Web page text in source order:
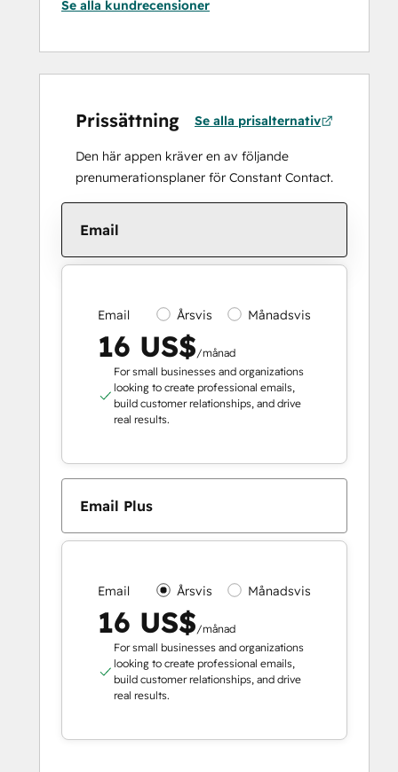
Se alla kundrecensioner
Prissättning Se alla prisalternativ
Den här appen kräver en av följande
prenumerationsplaner för Constant Contact.
Email
Email Årsvis Månadsvis
16 US$/månad
For small businesses and organizations
looking to create professional emails,
build customer relationships, and drive
real results.
Email Plus
Email Årsvis Månadsvis
16 US$/månad
For small businesses and organizations
looking to create professional emails,
build customer relationships, and drive
real results.